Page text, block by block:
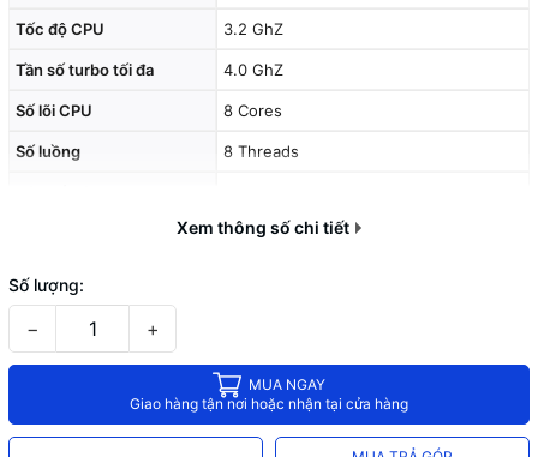
Tốc độ CPU 3.2 GhZ
Tần số turbo tối đa 4.0 GhZ
Số lõi CPU 8 Cores
Số luồng 8 Threads
Xem thông số chi tiết
Số lượng:
− +
MUA NGAY
Giao hàng tận nơi hoặc nhận tại cửa hàng